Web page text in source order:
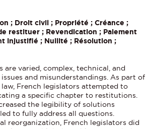
; Droit civil ; Propriété ; Créance ;
restituer ; Revendication ; Paiement
injustifié ; Nullité ; Résolution ;
are varied, complex, technical, and
and misunderstandings. As part of
French legislators attempted to
a specific chapter to restitutions.
the legibility of solutions
to fully address all questions.
reorganization, French legislators did